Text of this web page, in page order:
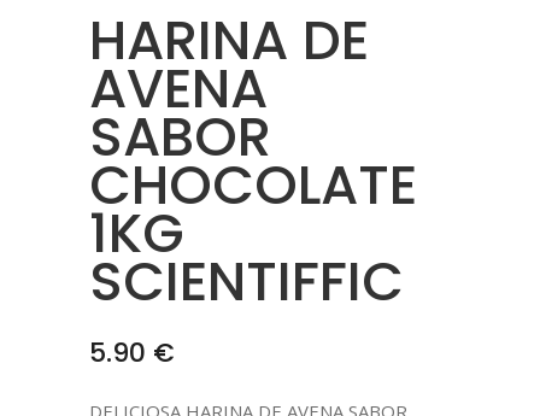
HARINA DE
AVENA
SABOR
CHOCOLATE
1KG
SCIENTIFFIC
5.90 €
DELICIOSA HARINA DE AVENA SABOR